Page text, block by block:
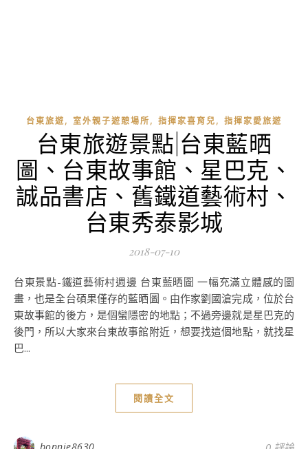
台東旅遊, 室外親子遊憩場所, 指揮家喜育兒, 指揮家愛旅遊
台東旅遊景點|台東藍晒
圖、台東故事館、星巴克、
誠品書店、舊鐵道藝術村、
台東秀泰影城
2018-07-10
台東景點-鐵道藝術村週邊 台東藍晒圖 一幅充滿立體感的圖
畫，也是全台碩果僅存的藍晒圖。由作家劉國滄完成，位於台
東故事館的後方，是個蠻隱密的地點；不過旁邊就是星巴克的
後門，所以大家來台東故事館附近，想要找這個地點，就找星
巴...
閱讀全文